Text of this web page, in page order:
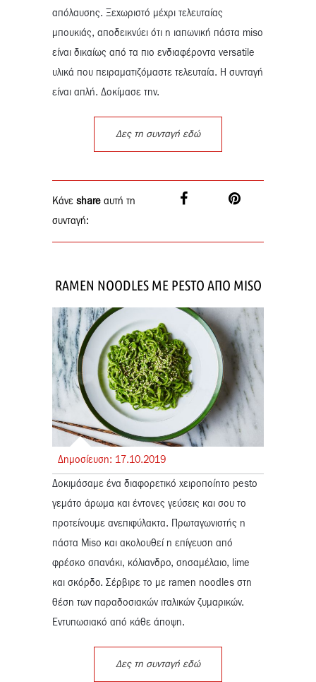
απόλαυσης. Ξεχωριστό μέχρι τελευταίας
μπουκιάς, αποδεικνύει ότι η ιαπωνική πάστα miso
είναι δικαίως από τα πιο ενδιαφέροντα versatile
υλικά που πειραματιζόμαστε τελευταία. Η συνταγή
είναι απλή. Δοκίμασε την.
Δες τη συνταγή εδώ
Κάνε share αυτή τη
συνταγή:
RAMEN NOODLES ME PESTO ΑΠΟ MISO
Δημοσίευση: 17.10.2019
Δοκιμάσαμε ένα διαφορετικό χειροποίητο pesto
γεμάτο άρωμα και έντονες γεύσεις και σου το
προτείνουμε ανεπιφύλακτα. Πρωταγωνιστής η
πάστα Miso και ακολουθεί η επίγευση από
φρέσκο σπανάκι, κόλιανδρο, σησαμέλαιο, lime
και σκόρδο. Σέρβιρε το με ramen noodles στη
θέση των παραδοσιακών ιταλικών ζυμαρικών.
Εντυπωσιακό από κάθε άποψη.
Δες τη συνταγή εδώ